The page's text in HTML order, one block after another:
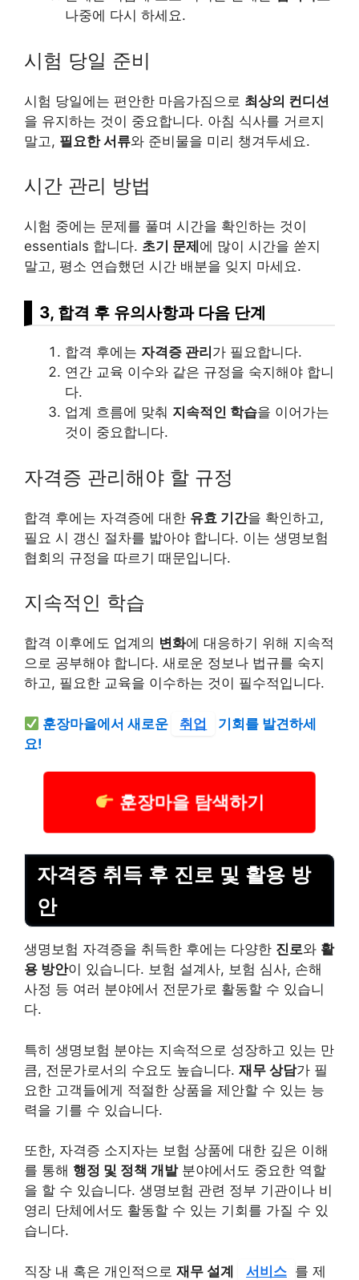
나중에 다시 하세요.
시험 당일 준비
시험 당일에는 편안한 마음가짐으로 최상의 컨디션
을 유지하는 것이 중요합니다. 아침 식사를 거르지
말고, 필요한 서류와 준비물을 미리 챙겨두세요.
시간 관리 방법
시험 중에는 문제를 풀며 시간을 확인하는 것이
essentials 합니다. 초기 문제 에 많이 시간을 쏟지
말고, 평소 연습했던 시간 배분을 잊지 마세요.
3, 합격 후 유의사항과 다음 단계
합격 후에는 자격증 관리 가 필요합니다.
연간 교육 이수와 같은 규정을 숙지해야 합니
다.
업계 흐름에 맞춰 지속적인 학습을 이어가는
것이 중요합니다.
자격증 관리해야 할 규정
합격 후에는 자격증에 대한 유효 기간을 확인하고,
필요 시 갱신 절차를 밟아야 합니다. 이는 생명보험
협회의 규정을 따르기 때문입니다.
지속적인 학습
합격 이후에도 업계의 변화에 대응하기 위해 지속적
으로 공부해야 합니다. 새로운 정보나 법규를 숙지
하고, 필요한 교육을 이수하는 것이 필수적입니다.
훈장마을에서 새로운 취업
기회를 발견하세
요!
훈장마을 탐색하기
자격증 취득 후 진로 및 활용 방
안
생명보험 자격증을 취득한 후에는 다양한 진로와 활
용 방안이 있습니다. 보험 설계사, 보험 심사, 손해
사정 등 여러 분야에서 전문가로 활동할 수 있습니
다.
특히 생명보험 분야는 지속적으로 성장하고 있는 만
큼, 전문가로서의 수요도 높습니다. 재무 상담가 필
요한 고객들에게 적절한 상품을 제안할 수 있는 능
력을 기를 수 있습니다.
또한, 자격증 소지자는 보험 상품에 대한 깊은 이해
를 통해 행정 및 정책 개발분야에서도 중요한 역할
을 할 수 있습니다. 생명보험 관련 정부 기관이나 비
영리 단체에서도 활동할 수 있는 기회를 가질 수 있
습니다.
직장 내 혹은 개인적으로 재무 설계 서비스 를 제